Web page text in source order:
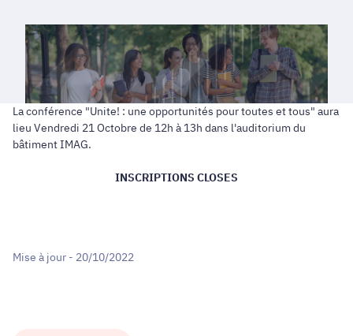
La conférence "Unite! : une opportunités pour toutes et tous" aura
lieu Vendredi 21 Octobre de 12h à 13h dans l'auditorium du
bâtiment IMAG.
INSCRIPTIONS CLOSES
Mise à jour - 20/10/2022